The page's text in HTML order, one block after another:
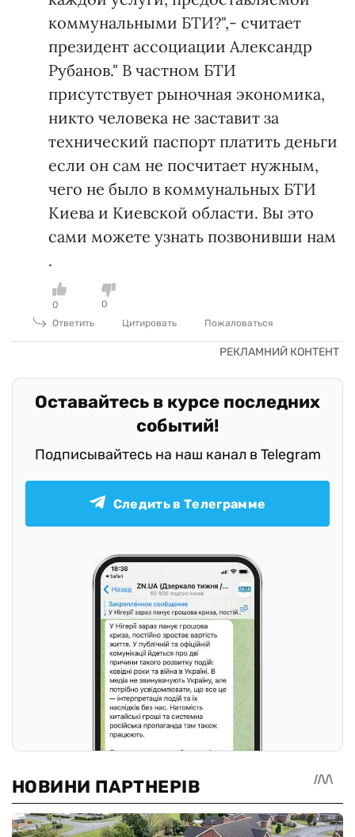
коммунальными БТИ?",- считает
президент ассоциации Александр
Рубанов." В частном БТИ
присутствует рыночная экономика,
никто человека не заставит за
технический паспорт платить деньги
если он сам не посчитает нужным,
чего не было в коммунальных БТИ
Киева и Киевской области. Вы это
сами можете узнать позвонивши нам
.
0
0
Ответить
Цитировать Пожаловаться
Оставайтесь в курсе последних
событий!
Подписывайтесь на наш канал в Telegram
Следить в Телеграмме